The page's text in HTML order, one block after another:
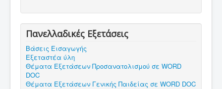
Πανελλαδικές Εξετάσεις
Βάσεις Εισαγωγής
Εξεταστέα ύλη
Θέματα Εξετάσεων Προσανατολισμού σε WORD
DOC
Θέματα Εξετάσεων Γενικής Παιδείας σε WORD DOC